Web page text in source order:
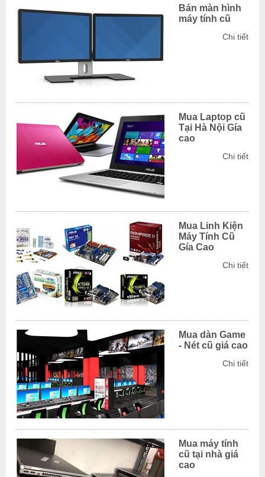
Bán màn hình
máy tính cũ
Chi tiết
Mua Laptop cũ
Tại Hà Nội Gía
cao
Chi tiết
Mua Linh Kiện
Máy Tính Cũ
Gía Cao
Chi tiết
Mua dàn Game
- Nét cũ giá cao
Chi tiết
Mua máy tính
cũ tại nhà giá
cao